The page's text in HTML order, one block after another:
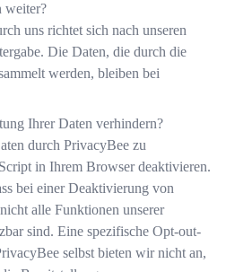
weiter?
uns richtet sich nach unseren
Die Daten, die durch die
werden, bleiben bei
Ihrer Daten verhindern?
durch PrivacyBee zu
in Ihrem Browser deaktivieren.
bei einer Deaktivierung von
alle Funktionen unserer
sind. Eine spezifische Opt-out-
selbst bieten wir nicht an,